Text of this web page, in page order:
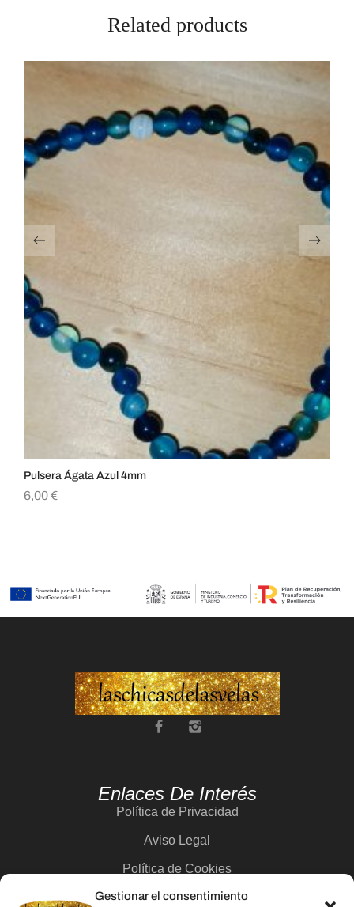
Gestionar el consentimiento
Related products
Pulsera Ágata Azul 4mm
6,00€
Enlaces De Interés
Política de Privacidad
Aviso Legal
Política de Cookies
Contacto